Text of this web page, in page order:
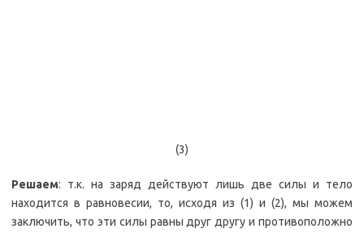
(3)
Решаем: т.к. на заряд действуют лишь две силы и тело
находится в равновесии, то, исходя из (1) и (2), мы можем
заключить, что эти силы равны друг другу и противоположно